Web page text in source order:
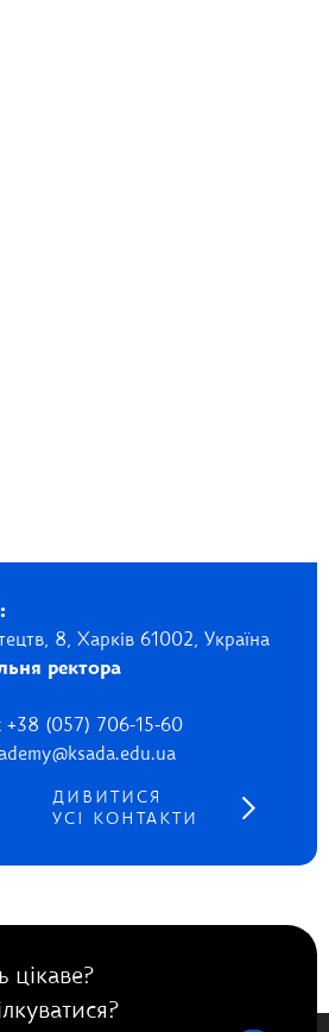
8, Харків 61002, Україна
ректора
+38 (057) 706-15-60
ДИВИТИСЯ
УСІ КОНТАКТИ